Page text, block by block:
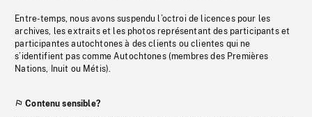
Entre-temps, nous avons suspendu l’octroi de licences pour les
archives, les extraits et les photos représentant des participants et
participantes autochtones à des clients ou clientes qui ne
s’identifient pas comme Autochtones (membres des Premières
Nations, Inuit ou Métis).
Contenu sensible?